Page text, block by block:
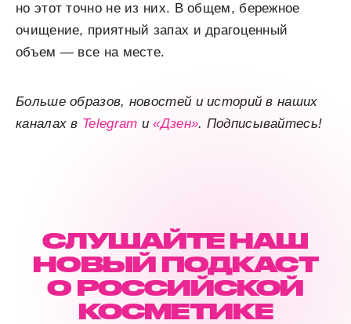
но этот точно не из них. В общем, бережное
очищение, приятный запах и драгоценный
объем — все на месте.
Больше образов, новостей и историй в наших
каналах в Telegram и«Дзен». Подписывайтесь!
СЛУШАЙТЕ НАШ
НОВЫЙ ПОДКАСТ
О РОССИЙСКОЙ
КОСМЕТИКЕ